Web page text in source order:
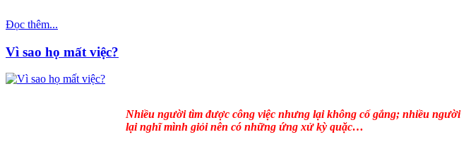
Đọc thêm...
Vì sao họ mất việc?
Nhiều người tìm được công việc nhưng lại không cố gắng; nhiều người
lại nghĩ mình giỏi nên có những ứng xử kỳ quặc…